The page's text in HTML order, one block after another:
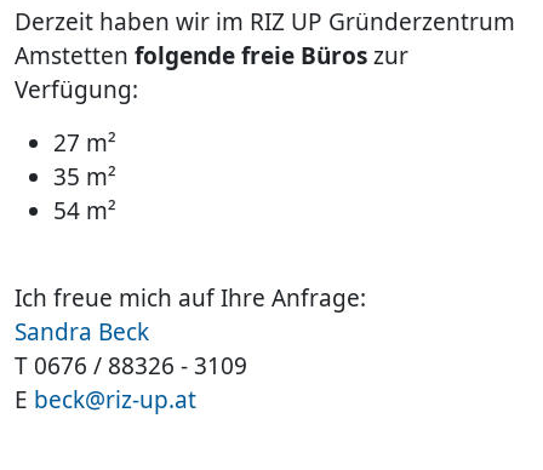
Derzeit haben wir im RIZ UP Gründerzentrum
Amstetten folgende freie Büroszur
Verfügung:
27 m²
35 m²
54 m²
Ich freue mich auf Ihre Anfrage:
Sandra Beck
T 0676 / 88326 - 3109
E beck@riz-up.at